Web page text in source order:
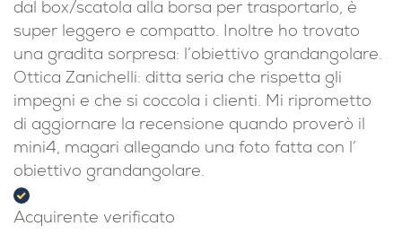
dal box/scatola alla borsa per trasportarlo, è
super leggero e compatto. Inoltre ho trovato
una gradita sorpresa: l’obiettivo grandangolare.
Ottica Zanichelli: ditta seria che rispetta gli
impegni e che si coccola i clienti. Mi riprometto
di aggiornare la recensione quando proverò il
mini4, magari allegando una foto fatta con l’
obiettivo grandangolare.
Acquirente verificato